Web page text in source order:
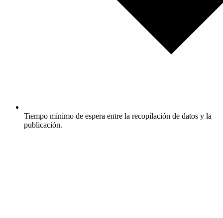
Tiempo mínimo de espera entre la recopilación de datos y la
publicación.